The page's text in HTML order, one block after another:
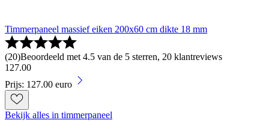
Timmerpaneel massief eiken 200x60 cm dikte 18 mm
(20)Beoordeeld met 4.5 van de 5 sterren, 20 klantreviews
127.00
Prijs: 127.00 euro
Bekijk alles in timmerpaneel